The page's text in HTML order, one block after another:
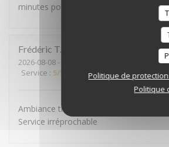
Politique de
Politique
minutes pour avoir le dessert
Frédéric T
2026-08-08 - 12:00 - Couverts 4
Service : 5/5 Ambiance: 5/5 Cuisine: 5/5
Ambiance très chaleureuse Plats
Service irréprochable